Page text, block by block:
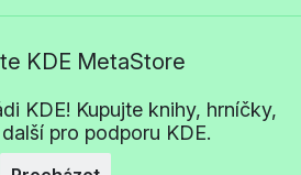
KDE MetaStore
KDE! Kupujte knihy, hrníčky,
pro podporu KDE.